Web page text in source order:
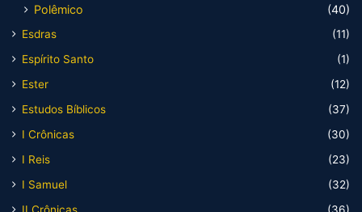
Polêmico
(40)
Esdras
(11)
Espírito Santo
(1)
Ester
(12)
Estudos Bíblicos
(37)
I Crônicas
(30)
I Reis
(23)
I Samuel
(32)